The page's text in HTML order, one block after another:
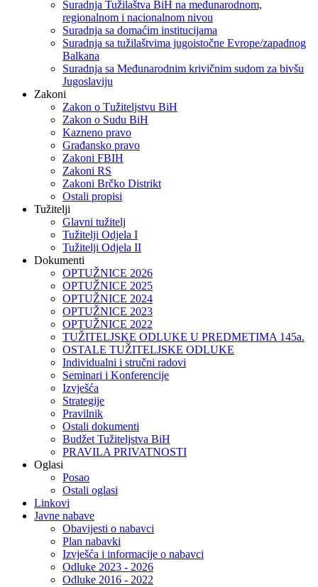
Suradnja Tužilaštva BiH na međunarodnom,
regionalnom i nacionalnom nivou
Suradnja sa domaćim institucijama
Suradnja sa tužilaštvima jugoistočne Evrope/zapadnog
Balkana
Suradnja sa Međunarodnim krivičnim sudom za bivšu
Jugoslaviju
Zakoni
Zakon o Тužiteljstvu BiH
Zakon o Sudu BiH
Kazneno pravo
Građansko pravo
Zakoni FBIH
Zakoni RS
Zakoni Brčko Distrikt
Ostali propisi
Tužitelji
Glavni tužitelj
Tužitelji Odjela I
Tužitelji Odjela II
Dokumenti
OPTUŽNICE 2026
OPTUŽNICE 2025
OPTUŽNICE 2024
OPTUŽNICE 2023
OPTUŽNICE 2022
TUŽITELJSKE ODLUKE U PREDMETIMA 145a.
OSTALE TUŽITELJSKE ODLUKE
Individualni i stručni radovi
Seminari i Konferencije
Izvješća
Strategije
Pravilnik
Ostali dokumenti
Budžet Tužiteljstva BiH
PRAVILA PRIVATNOSTI
Oglasi
Posao
Ostali oglasi
Linkovi
Javne nabave
Obavijesti o nabavci
Plan nabavki
Izvješća i informacije o nabavci
Odluke 2023 - 2026
Odluke 2016 - 2022